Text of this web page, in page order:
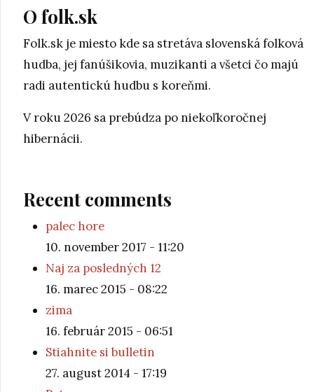
O folk.sk
Folk.sk je miesto kde sa stretáva slovenská folková
hudba, jej fanúšikovia, muzikanti a všetci čo majú
radi autentickú hudbu s koreňmi.
V roku 2026 sa prebúdza po niekoľkoročnej
hibernácii.
Recent comments
palec hore
10. november 2017 - 11:20
Naj za posledných 12
16. marec 2015 - 08:22
zima
16. február 2015 - 06:51
Stiahnite si bulletin
27. august 2014 - 17:19